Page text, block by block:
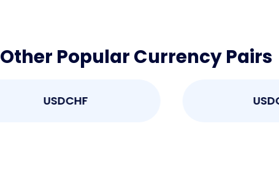
Other Popular Currency Pairs
USDCHF